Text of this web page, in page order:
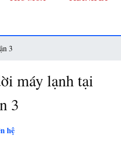
3
máy lạnh tại
3
hệ